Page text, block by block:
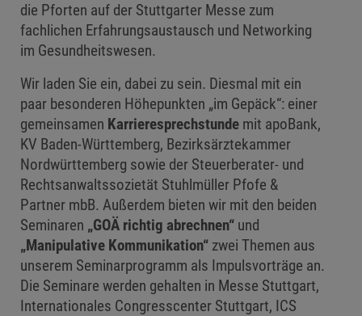
die Pforten auf der Stuttgarter Messe zum
fachlichen Erfahrungsaustausch und Networking
im Gesundheitswesen.
Wir laden Sie ein, dabei zu sein. Diesmal mit ein
paar besonderen Höhepunkten „im Gepäck“: einer
gemeinsamen Karrieresprechstunde mit apoBank,
KV Baden-Württemberg, Bezirksärztekammer
Nordwürttemberg sowie der Steuerberater- und
Rechtsanwaltssozietät Stuhlmüller Pfofe &
Partner mbB. Außerdem bieten wir mit den beiden
Seminaren „GOÄ richtig abrechnen“ und
„Manipulative Kommunikation“ zwei Themen aus
unserem Seminarprogramm als Impulsvorträge an.
Die Seminare werden gehalten in Messe Stuttgart,
Internationales Congresscenter Stuttgart, ICS